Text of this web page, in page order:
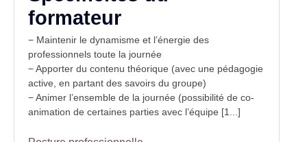
formateur
− Maintenir le dynamisme et l’énergie des
professionnels toute la journée
− Apporter du contenu théorique (avec une pédagogie
active, en partant des savoirs du groupe)
− Animer l’ensemble de la journée (possibilité de co-
animation de certaines parties avec l’équipe [1...]